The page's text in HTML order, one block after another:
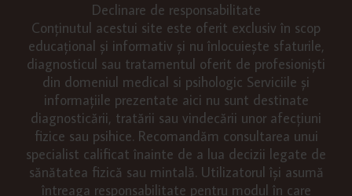
Declinare de responsabilitate
Conținutul acestui site este oferit exclusiv în scop
educațional și informativ și nu înlocuiește sfaturile,
diagnosticul sau tratamentul oferit de profesioniști
din domeniul medical si psihologic Serviciile și
informațiile prezentate aici nu sunt destinate
diagnosticării, tratării sau vindecării unor afecțiuni
fizice sau psihice. Recomandăm consultarea unui
specialist calificat înainte de a lua decizii legate de
sănătatea fizică sau mintală. Utilizatorul își asumă
întreaga responsabilitate pentru modul în care